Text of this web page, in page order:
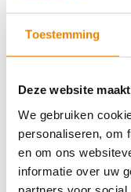
Toestemming
Deze website
We gebruiken
personaliseren, om
en om ons
informatie over uw
Geboortedatum
E-mailadres
Telefoon of Gsm-